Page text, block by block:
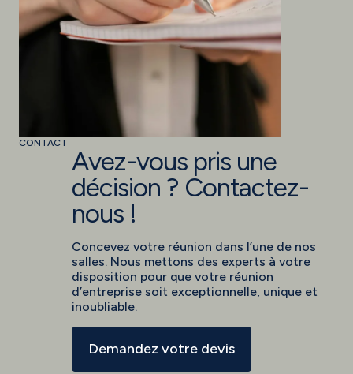
CONTACT
Avez-vous pris une
décision ? Contactez-
nous !
Concevez votre réunion dans l’une de nos
salles. Nous mettons des experts à votre
disposition pour que votre réunion
d’entreprise soit exceptionnelle, unique et
inoubliable.
Demandez votre devis